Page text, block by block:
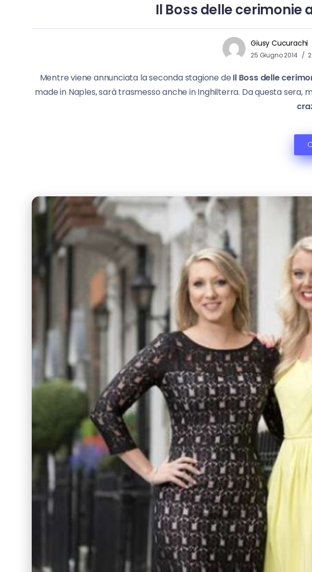
Il Boss delle cerimonie
Giusy Cucurachi
25 Giugno 2014
Mentre viene annunciata la seconda stagione de Il Boss delle
made in Naples, sarà trasmesso anche in Inghilterra. Da questa